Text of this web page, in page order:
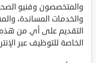
والمتخصصون وفنيو
والخدمات المساندة،
التقديم على أي من هذه
الخاصة للتوظيف عبر